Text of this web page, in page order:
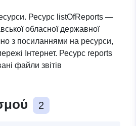
Ресурс listOfReports —
обласної державної
з посиланнями на ресурси,
Інтернет. Ресурс reports
файли звітів
2